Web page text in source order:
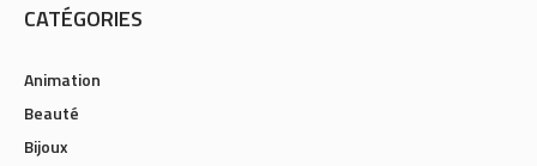
CATÉGORIES
Animation
Beauté
Bijoux